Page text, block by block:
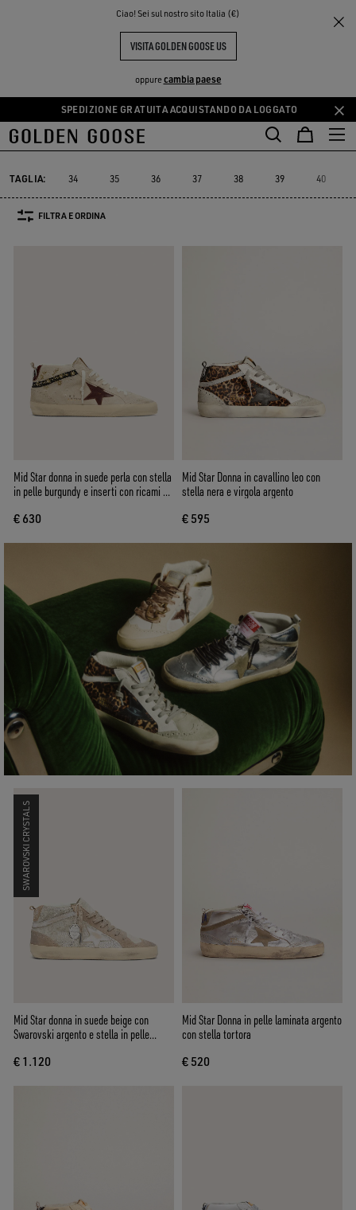
Ciao! Sei sul nostro sito Italia (€)
VISITA GOLDEN GOOSE US
oppurecambia paese
Vai
al
principale
Vai
al
del
piè
di
SPEDIZIONE GRATUITA ACQUISTANDO DA LOGGATO
THE
COMMUNITY
Mid Star
MID STAR DONNA
Mid Star
Mid Star
Running Sole
Running Sole Hi Star Stardan
Slide
Slide
Purestar
Purestar
TAGLIA: 34 35 36 37 38 39 40
FILTRA E ORDINA
Mid Star donna in suede perla con stella
in pelle burgundy e inserti con ricami e
€ 630
Mid Star Donna in cavallino leo con
stella nera e virgola argento
€ 595
SWAROVSKI CRYSTALS
Mid Star donna in suede beige con
Swarovski argento e stella in pelle
€ 1.120
Mid Star Donna in pelle laminata argento
con stella tortora
€ 520